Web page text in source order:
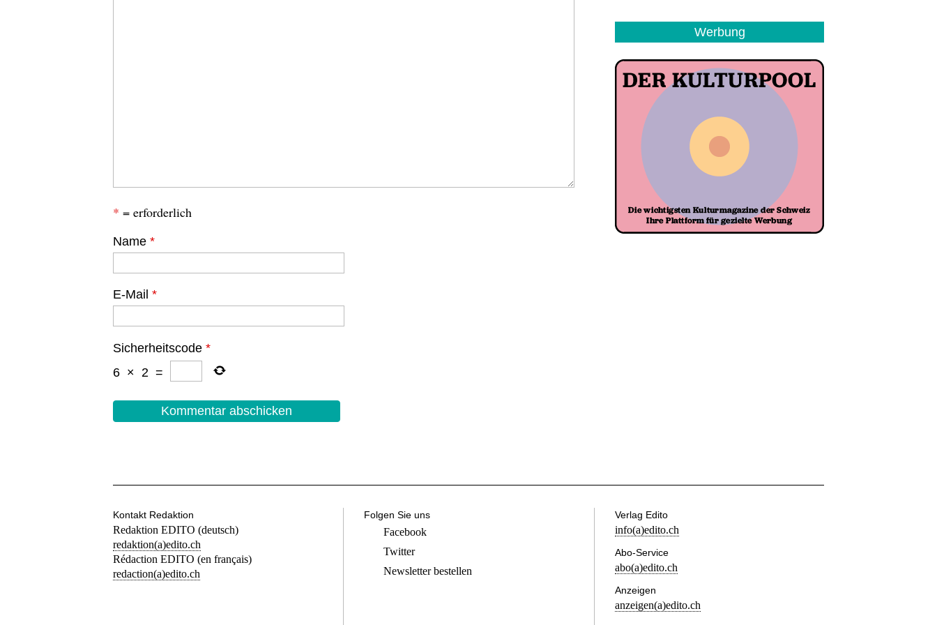
* = erforderlich
Name *
E-Mail *
Sicherheitscode *
6 × 2 =
Werbung
Kontakt Redaktion
Redaktion EDITO (deutsch)
redaktion(a)edito.ch
Rédaction EDITO (en français)
redaction(a)edito.ch
Folgen Sie uns
Facebook
Twitter
Newsletter bestellen
Verlag Edito
info(a)edito.ch
Abo-Service
abo(a)edito.ch
Anzeigen
anzeigen(a)edito.ch